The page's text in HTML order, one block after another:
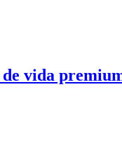
de vida